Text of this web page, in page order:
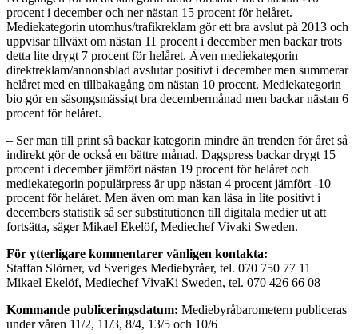
procent i december och ner nästan 15 procent för helåret.
Mediekategorin utomhus/trafikreklam gör ett bra avslut på 2013 och
uppvisar tillväxt om nästan 11 procent i december men backar trots
detta lite drygt 7 procent för helåret. Även mediekategorin
direktreklam/annonsblad avslutar positivt i december men summerar
helåret med en tillbakagång om nästan 10 procent. Mediekategorin
bio gör en säsongsmässigt bra decembermånad men backar nästan 6
procent för helåret.
– Ser man till print så backar kategorin mindre än trenden för året så
indirekt gör de också en bättre månad. Dagspress backar drygt 15
procent i december jämfört nästan 19 procent för helåret och
mediekategorin populärpress är upp nästan 4 procent jämfört -10
procent för helåret. Men även om man kan läsa in lite positivt i
decembers statistik så ser substitutionen till digitala medier ut att
fortsätta, säger Mikael Ekelöf, Mediechef Vivaki Sweden.
För ytterligare kommentarer vänligen kontakta:
Staffan Slörner, vd Sveriges Mediebyråer, tel. 070 750 77 11
Mikael Ekelöf, Mediechef VivaKi Sweden, tel. 070 426 66 08
Kommande publiceringsdatum: Mediebyråbarometern publiceras
under våren 11/2, 11/3, 8/4, 13/5 och 10/6